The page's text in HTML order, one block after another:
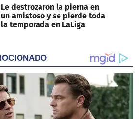
Le destrozaron la pierna en
un amistoso y se pierde toda
la temporada en LaLiga